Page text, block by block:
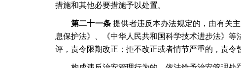
措施和其他必要措施予以处置。
第二十一条 提供者违反本办法规定的，由有关
息保护法》、《中华人民共和国科学技术进步法》
评，责令限期改正；拒不改正或者情节严重的，责令